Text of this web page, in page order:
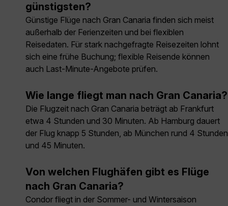
günstigsten?
Günstige Flüge nach Gran Canaria finden sich meist
außerhalb der Ferienzeiten und bei flexiblen
Reisedaten. Für stark nachgefragte Reisezeiten lohnt
sich eine frühe Buchung; flexible Reisende können
auch Last-Minute-Angebote prüfen.
Wie lange fliegt man nach Gran Canaria?
Die Flugzeit nach Gran Canaria beträgt ab Frankfurt
etwa 4 Stunden und 30 Minuten. Ab Hamburg dauert
der Flug knapp 5 Stunden, ab München rund 4 Stunden
und 45 Minuten.
Von welchen Flughäfen gibt es Flüge
nach Gran Canaria?
Condor fliegt in der Sommer- und Wintersaison